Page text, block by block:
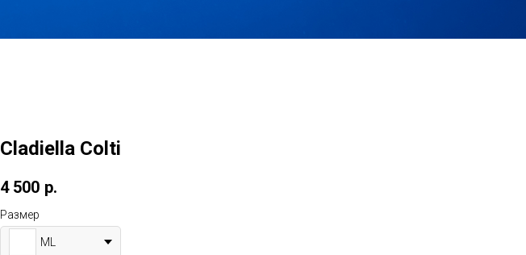
Cladiella Colti
4 500 р.
Размер
ML